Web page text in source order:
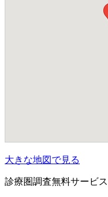
大きな地図で見る
診療圏調査無料サービス